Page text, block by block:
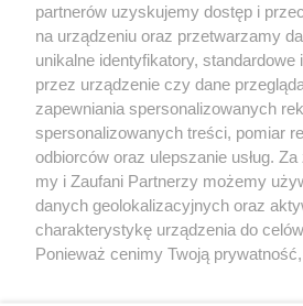
O FIRMIE POLITYKA
REKLAMA WSPÓŁPRACA RSS
Nasze
Aktualności
Tcz24
partnerów uzyskujemy dostęp i
na urządzeniu oraz przetwarzamy
unikalne identyfikatory, standardowe
przez urządzenie czy dane
zapewniania spersonalizowanych
spersonalizowanych treści, pomiar
odbiorców oraz ulepszanie usług.
my i Zaufani Partnerzy możemy
danych geolokalizacyjnych oraz
charakterystykę urządzenia do
Ponieważ cenimy Twoją